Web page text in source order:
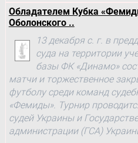
Обладателем Кубка
Оболонского ..
13 декабря с. г. в
суда на территории
базы ФК «Динамо»
матчи и торжественное
футболу среди команд
«Фемиды». Турнир
судей Украины и
администрации (ГСА)